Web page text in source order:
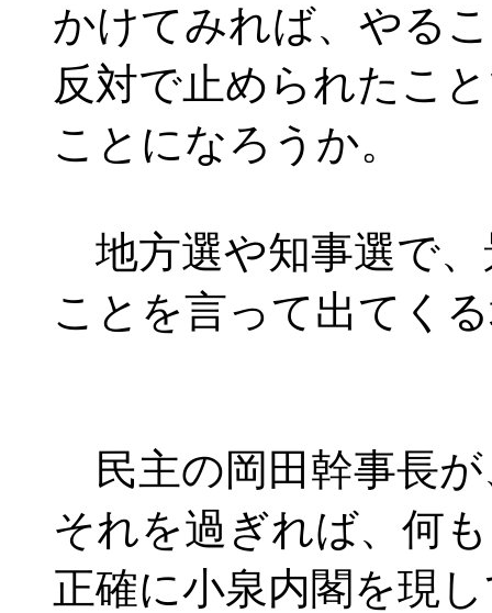
かけてみれば、やる
反対で止められたこ
ことになろうか。
地方選や知事選で、
ことを言って出てく
民主の岡田幹事長が
それを過ぎれば、何
正確に小泉内閣を現